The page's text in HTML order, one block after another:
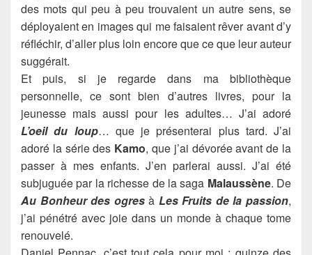
des mots qui peu à peu trouvaient un autre sens, se
déployaient en images qui me faisaient rêver avant d’y
réfléchir, d’aller plus loin encore que ce que leur auteur
suggérait.
Et puis, si je regarde dans ma bibliothèque
personnelle, ce sont bien d’autres livres, pour la
jeunesse mais aussi pour les adultes… J’ai adoré
L’oeil du loup… que je présenterai plus tard. J’ai
adoré la série des Kamo, que j’ai dévorée avant de la
passer à mes enfants. J’en parlerai aussi. J’ai été
subjuguée par la richesse de la saga Malaussène. De
Au Bonheur des ogresà Les Fruits de la passion,
j’ai pénétré avec joie dans un monde à chaque tome
renouvelé.